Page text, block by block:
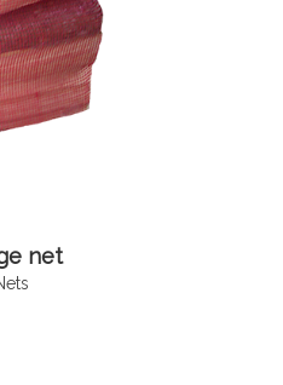
net